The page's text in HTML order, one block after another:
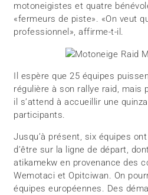
motoneigistes et quatre
«fermeurs de piste». «On veut
professionnel», affirme-t-il.
Il espère que 25 équipes
régulière à son rallye raid, mais
il s’attend à accueillir une
participants.
Jusqu’à présent, six équipes
d’être sur la ligne de départ,
atikamekw en provenance des
Wemotaci et Opitciwan. On
équipes européennes. Des